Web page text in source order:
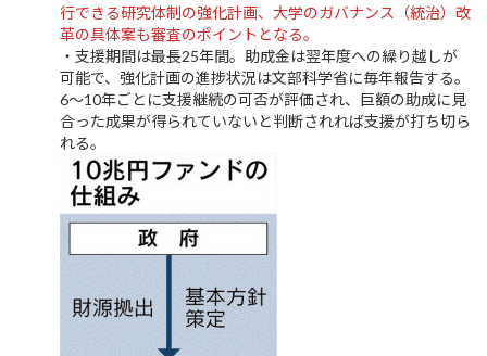
行できる研究体制の強化計画、大学のガバナンス（統治）改
革の具体案も審査のポイントとなる。
・支援期間は最長25年間。助成金は翌年度への繰り越しが
可能で、強化計画の進捗状況は文部科学省に毎年報告する。
6～10年ごとに支援継続の可否が評価され、巨額の助成に見
合った成果が得られていないと判断されれば支援が打ち切ら
れる。